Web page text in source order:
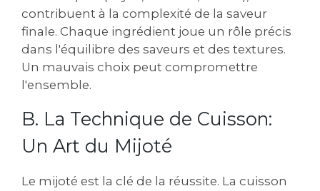
contribuent à la complexité de la saveur
finale. Chaque ingrédient joue un rôle précis
dans l'équilibre des saveurs et des textures.
Un mauvais choix peut compromettre
l'ensemble.
B. La Technique de Cuisson:
Un Art du Mijoté
Le mijoté est la clé de la réussite. La cuisson